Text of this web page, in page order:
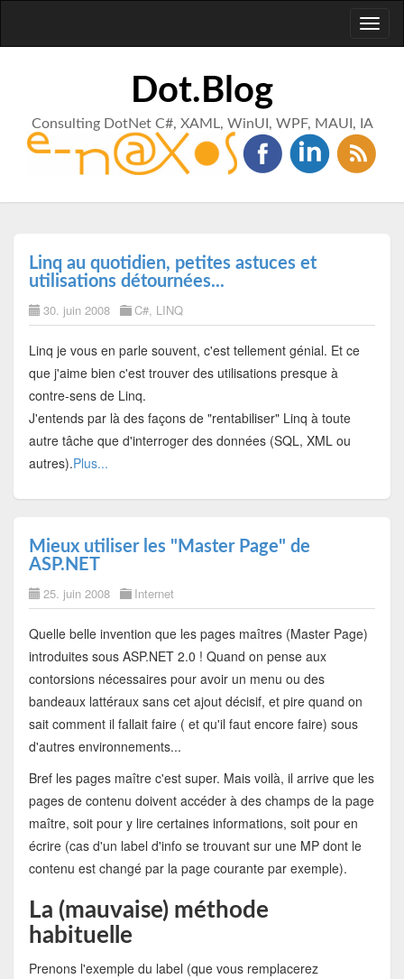
Dot.Blog
Consulting DotNet C#, XAML, WinUI, WPF, MAUI, IA
Linq au quotidien, petites astuces et
utilisations détournées...
30. juin 2008 C#, LINQ
Linq je vous en parle souvent, c'est tellement génial. Et ce
que j'aime bien c'est trouver des utilisations presque à
contre-sens de Linq.
J'entends par là des façons de "rentabiliser" Linq à toute
autre tâche que d'interroger des données (SQL, XML ou
autres).Plus...
Mieux utiliser les "Master Page" de
ASP.NET
25. juin 2008 Internet
Quelle belle invention que les pages maîtres (Master Page)
introduites sous ASP.NET 2.0 ! Quand on pense aux
contorsions nécessaires pour avoir un menu ou des
bandeaux lattéraux sans cet ajout décisif, et pire quand on
sait comment il fallait faire ( et qu'il faut encore faire) sous
d'autres environnements...
Bref les pages maître c'est super. Mais voilà, il arrive que les
pages de contenu doivent accéder à des champs de la page
maître, soit pour y lire certaines informations, soit pour en
écrire (cas d'un label d'info se trouvant sur une MP dont le
contenu est changé par la page courante par exemple).
La (mauvaise) méthode
habituelle
Prenons l'exemple du label (que vous remplacerez